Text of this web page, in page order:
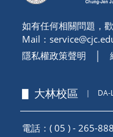
如有任何相關問題，
Mail：
隱私權政策聲明
▋ 大林校區 ｜ DA-
電話：( 05 ) - 265-